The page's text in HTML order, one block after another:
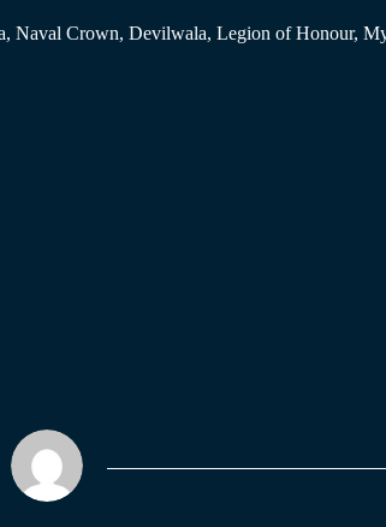
Naval Crown, Devilwala, Legion of Honour,